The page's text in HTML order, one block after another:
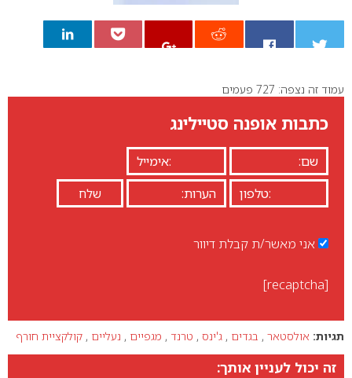
0
עמוד זה נצפה: 727 פעמים
כתבות אופנה סטיילינג
אני מאשר/ת קבלת דיוור
[recaptcha]
תגיות: אולסטאר , בגדים , ג'ינס , טרנד , מגפיים , נעליים , קולקציית חורף
זה יכול לעניין אותך: